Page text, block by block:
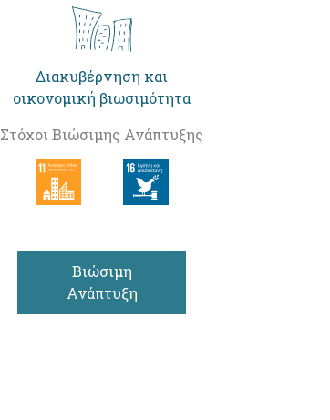
Διακυβέρνηση και
οικονομική βιωσιμότητα
Στόχοι Βιώσιμης Ανάπτυξης
Βιώσιμη
Ανάπτυξη